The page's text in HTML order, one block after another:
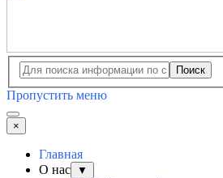
Поиск
Пропустить меню
×
Главная
О нас
▼